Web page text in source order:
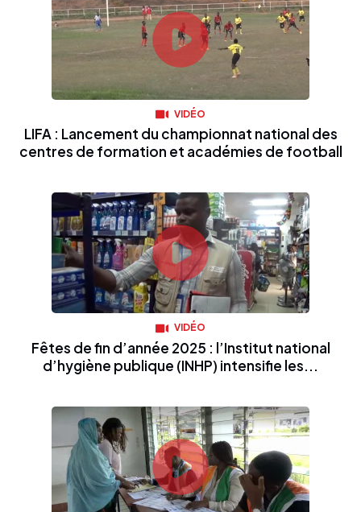
VIDÉO
LIFA : Lancement du championnat national des
centres de formation et académies de football
VIDÉO
Fêtes de fin d’année 2025 : l’Institut national
d’hygiène publique (INHP) intensifie les...